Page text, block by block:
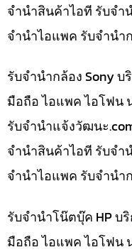
จำนำสินค้าไอที รับจ
จำนำไอแพค รับจำนำก
รับจำนำกล้อง Sony
มือถือ ไอแพค ไอโฟน
รับจํานําแจ้งวัฒนะ
จำนำสินค้าไอที รับจ
จำนำไอแพค รับจำนำ
รับจำนำโน๊ตบุ๊ค HP บ
มือถือ ไอแพค ไอโฟน